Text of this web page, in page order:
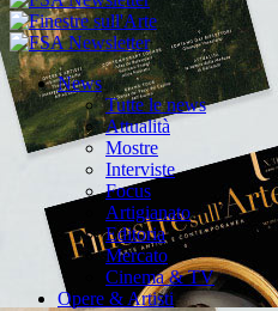
News
Tutte le news
Attualità
Mostre
Interviste
Focus
Artigianato
Editoria
Mercato
Cinema & TV
Opere & Artisti